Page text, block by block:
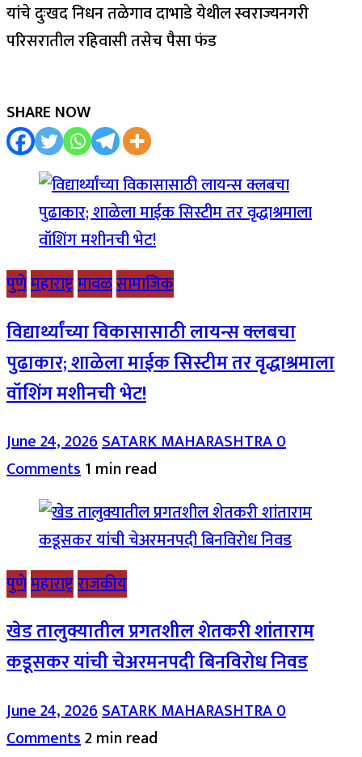
यांचे दुःखद निधन तळेगाव दाभाडे येथील स्वराज्यनगरी
परिसरातील रहिवासी तसेच पैसा फंड
SHARE NOW
पुणेमहाराष्ट्रमावळसामाजिक
विद्यार्थ्यांच्या विकासासाठी लायन्स क्लबचा
पुढाकार; शाळेला माईक सिस्टीम तर वृद्धाश्रमाला
वॉशिंग मशीनची भेट!
June 24, 2026SATARK MAHARASHTRA0
Comments1 min read
पुणेमहाराष्ट्रराजकीय
खेड तालुक्यातील प्रगतशील शेतकरी शांताराम
कडूसकर यांची चेअरमनपदी बिनविरोध निवड
June 24, 2026SATARK MAHARASHTRA0
Comments2 min read